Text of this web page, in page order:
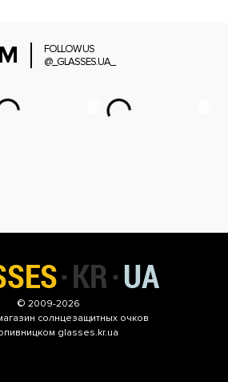
FOLLOW US
@_GLASSES.UA_
© 2009-2026
солнцезащитных очков
glasses.kr.ua